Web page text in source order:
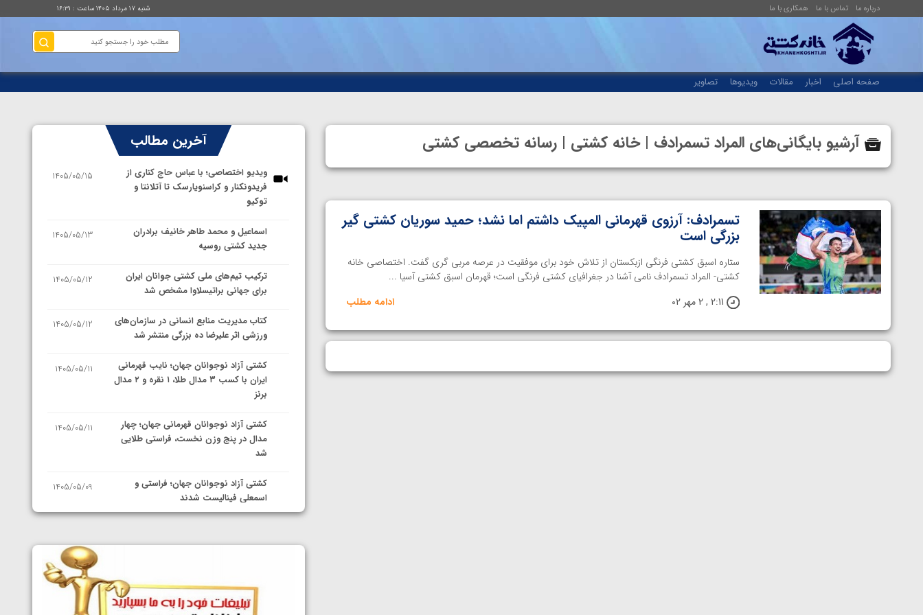
درباره ما تماس با ما همکاری با ما شنبه ۱۷ مرداد ۱۴۰۵ ساعت : ۱۶:۳۱
صفحه اصلی اخبار مقالات ویدیوها تصاویر
آرشیو بایگانی‌های المراد تسمرادف | خانه کشتی | رسانه تخصصی کشتی
تسمرادف: آرزوی قهرمانی المپیک داشتم اما نشد؛ حمید سوریان کشتی گیر
بزرگی است
ستاره اسبق کشتی فرنگی ازبکستان از تلاش خود برای موفقیت در عرصه مربی گری گفت. اختصاصی خانه
کشتی- المراد تسمرادف نامی آشنا در جغرافیای کشتی فرنگی است؛ قهرمان اسبق کشتی آسیا ...
2:11 , 2 مهر 02
ادامه مطلب
آخرین مطالب
ویدیو اختصاصی؛ با عباس حاج کناری از
فریدونکنار و کراسنویارسک تا آتلانتا و
توکیو
1405/05/15
اسماعیل و محمد طاهر خانیف برادران
جدید کشتی روسیه
1405/05/13
ترکیب تیم‌های ملی کشتی جوانان ایران
برای جهانی براتیسلاوا مشخص شد
1405/05/12
کتاب مدیریت منابع انسانی در سازمان‌های
ورزشی اثر علیرضا ده بزرگی منتشر شد
1405/05/12
کشتی آزاد نوجوانان جهان؛ نایب قهرمانی
ایران با کسب ۳ مدال طلا، ۱ نقره و ۲ مدال
برنز
1405/05/11
کشتی آزاد نوجوانان قهرمانی جهان؛ چهار
مدال در پنج وزن نخست، فراستی طلایی
شد
1405/05/11
کشتی آزاد نوجوانان جهان؛ فراستی و
اسمعلی فینالیست شدند
1405/05/09
نمایندگان ایران مشخص شدند
سوم برای ایران
1405/05/07